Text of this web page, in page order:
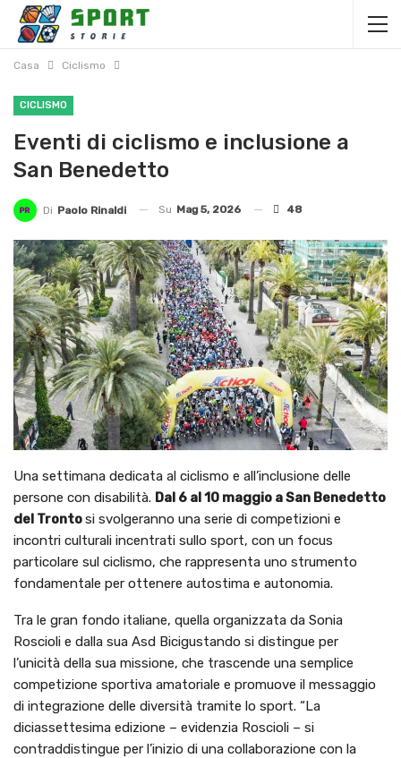
Casa Ciclismo
CICLISMO
Eventi di ciclismo e inclusione a
San Benedetto
Di Paolo Rinaldi Su Mag 5, 2026 48
Una settimana dedicata al ciclismo e all’inclusione delle
persone con disabilità. Dal 6 al 10 maggio a San Benedetto
del Trontosi svolgeranno una serie di competizioni e
incontri culturali incentrati sullo sport, con un focus
particolare sul ciclismo, che rappresenta uno strumento
fondamentale per ottenere autostima e autonomia.
Tra le gran fondo italiane, quella organizzata da Sonia
Roscioli e dalla sua Asd Bicigustando si distingue per
l’unicità della sua missione, che trascende una semplice
competizione sportiva amatoriale e promuove il messaggio
di integrazione delle diversità tramite lo sport. “La
diciassettesima edizione – evidenzia Roscioli – si
contraddistingue per l’inizio di una collaborazione con la